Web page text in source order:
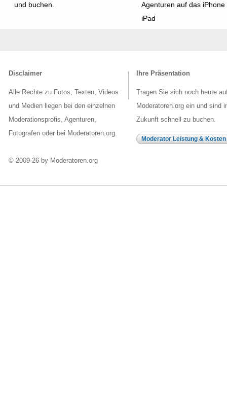
und buchen.
Agenturen auf das iPhone
iPad
Disclaimer
Alle Rechte zu Fotos, Texten, Videos
und Medien liegen bei den einzelnen
Moderationsprofis, Agenturen,
Fotografen oder bei Moderatoren.org.
© 2009-26 by Moderatoren.org
Ihre Präsentation
Tragen Sie sich noch heute
Moderatoren.org ein und sind
Zukunft schnell zu buchen.
Moderator Leistung & Kosten